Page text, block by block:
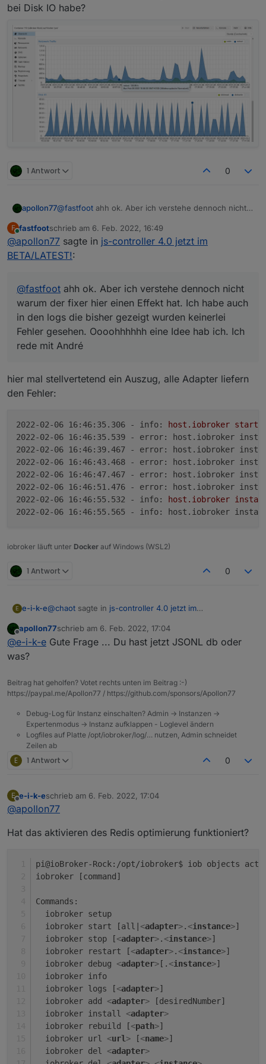
bei Disk IO habe?
1 Antwort 0
apollon77@fastfoot ahh ok. Aber ich verstehe dennoch nicht
in den logs die bisher gezeigt wurden keinerlei
Fehler gesehen. Oooohhhhhh eine Idee hab ich. Ich
rede mit André
F
Online
fastfootschrieb am 6. Feb. 2022, 16:49
zuletzt editiert von
@apollon77 sagte in js-controller 4.0 jetzt im
BETA/LATEST!:
@fastfoot ahh ok. Aber ich verstehe dennoch nicht
warum der fixer hier einen Effekt hat. Ich habe auch
in den logs die bisher gezeigt wurden keinerlei
Fehler gesehen. Oooohhhhhh eine Idee hab ich. Ich
rede mit André
hier mal stellvertetend ein Auszug, alle Adapter liefern
den Fehler:
2022-02-06 16:46:35.306 - info: host.iobroker
2022-02-06 16:46:35.539 - error: host.iobroker
2022-02-06 16:46:39.467 - error: host.iobroker
2022-02-06 16:46:43.468 - error: host.iobroker
2022-02-06 16:46:47.467 - error: host.iobroker
2022-02-06 16:46:51.476 - error: host.iobroker
2022-02-06 16:46:55.532 - info:
host.iobroker
2022-02-06 16:46:55.565 - info: host.iobroker
iobroker läuft unter Docker auf Windows (WSL2)
1 Antwort 0
E e-i-k-e@chaot sagte in js-controller 4.0 jetzt im
@apollon77
Ich konnte dies bei dem Netzwerk-Traffic feststellen,
leider bei Disk IO kaum.
bei Disk IO habe?
Offline
apollon77schrieb am 6. Feb. 2022, 17:04
zuletzt editiert von
@e-i-k-e Gute Frage ... Du hast jetzt JSONL db oder
was?
Beitrag hat geholfen? Votet rechts unten im Beitrag :-)
https://paypal.me/Apollon77 / https://github.com/sponsors/Apollon77
Debug-Log für Instanz einschalten? Admin -> Instanzen ->
Expertenmodus -> Instanz aufklappen - Loglevel ändern
Logfiles auf Platte /opt/iobroker/log/… nutzen, Admin schneidet
Zeilen ab
E 1 Antwort 0
E
Offline
e-i-k-eschrieb am 6. Feb. 2022, 17:04
zuletzt editiert von
@apollon77
Hat das aktivieren des Redis optimierung funktioniert?
pi@ioBroker-Rock:/opt/iobroker$ iob objects
iobroker [command]
Commands:
iobroker setup
  iobroker start [all|
<adapter>.<instance>]
  iobroker stop [
<adapter>.<instance>]
  iobroker restart [
<adapter>.<instance>]
  iobroker debug
<adapter> [.<instance>]
iobroker info
  iobroker logs [
<adapter>]
  iobroker add
<adapter> [desiredNumber]
  iobroker install
<adapter>
  iobroker rebuild [
<path>]
  iobroker url
<url > [<name>]
  iobroker del
<adapter>